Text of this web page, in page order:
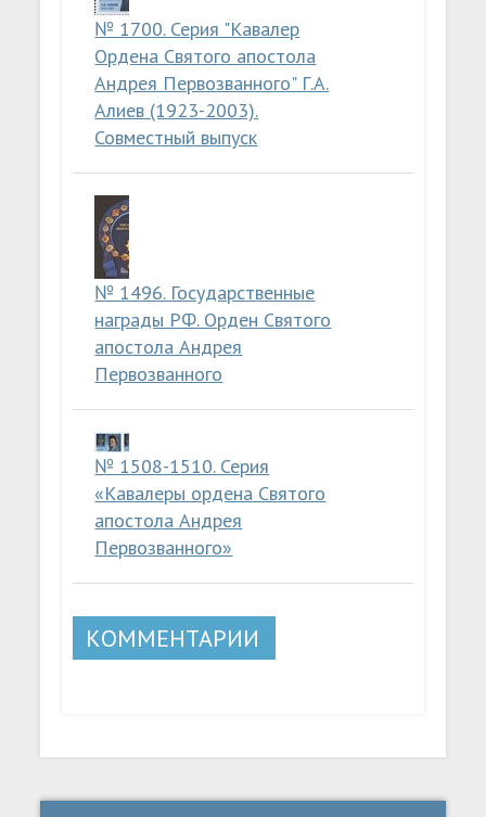
№ 1700. Серия "Кавалер
Ордена Святого апостола
Андрея Первозванного" Г.А.
Алиев (1923-2003).
Совместный выпуск
№ 1496. Государственные
награды РФ. Орден Святого
апостола Андрея
Первозванного
№ 1508-1510. Серия
«Кавалеры ордена Святого
апостола Андрея
Первозванного»
КОММЕНТАРИИ